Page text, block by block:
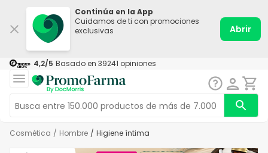
Continúa en la App
Cuidamos de ti con promociones
exclusivas
Abrir
4,2/5 Basado en 39241 opiniones
Cosmética / Hombre / Higiene íntima